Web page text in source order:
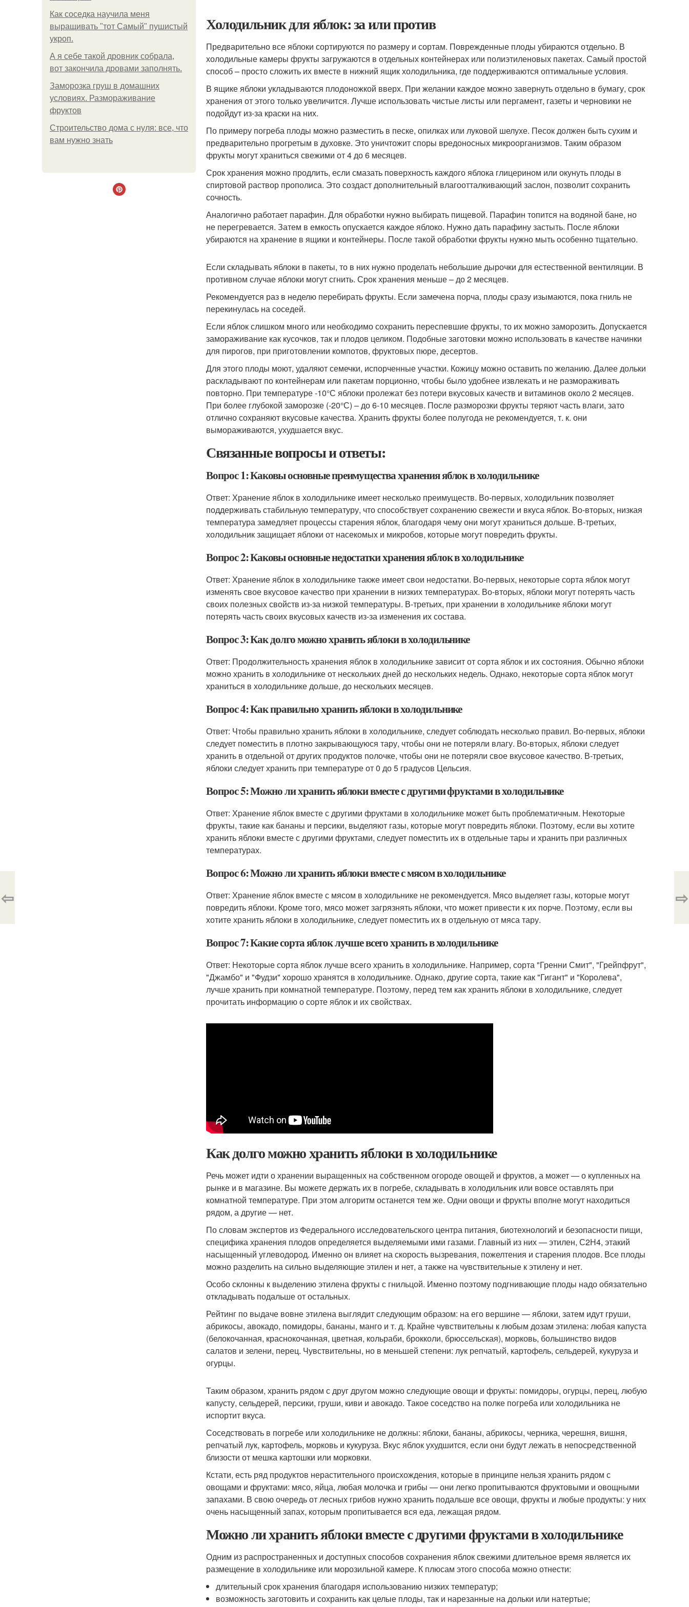
Как соседка научила меня
выращивать "тот Самый" пушистый
укроп.
А я себе такой дровник собрала,
вот закончила дровами заполнять.
Заморозка груш в домашних
условиях. Размораживание
фруктов
Строительство дома с нуля: все, что
вам нужно знать
Холодильник для яблок: за или против
Предварительно все яблоки сортируются по размеру и сортам. Поврежденные плоды убираются отдельно. В
холодильные камеры фрукты загружаются в отдельных контейнерах или полиэтиленовых пакетах. Самый простой
способ – просто сложить их вместе в нижний ящик холодильника, где поддерживаются оптимальные условия.
В ящике яблоки укладываются плодоножкой вверх. При желании каждое можно завернуть отдельно в бумагу, срок
хранения от этого только увеличится. Лучше использовать чистые листы или пергамент, газеты и черновики не
подойдут из-за краски на них.
По примеру погреба плоды можно разместить в песке, опилках или луковой шелухе. Песок должен быть сухим и
предварительно прогретым в духовке. Это уничтожит споры вредоносных микроорганизмов. Таким образом
фрукты могут храниться свежими от 4 до 6 месяцев.
Срок хранения можно продлить, если смазать поверхность каждого яблока глицерином или окунуть плоды в
спиртовой раствор прополиса. Это создаст дополнительный влагоотталкивающий заслон, позволит сохранить
сочность.
Аналогично работает парафин. Для обработки нужно выбирать пищевой. Парафин топится на водяной бане, но
не перегревается. Затем в емкость опускается каждое яблоко. Нужно дать парафину застыть. После яблоки
убираются на хранение в ящики и контейнеры. После такой обработки фрукты нужно мыть особенно тщательно.
Если складывать яблоки в пакеты, то в них нужно проделать небольшие дырочки для естественной вентиляции. В
противном случае яблоки могут сгнить. Срок хранения меньше – до 2 месяцев.
Рекомендуется раз в неделю перебирать фрукты. Если замечена порча, плоды сразу изымаются, пока гниль не
перекинулась на соседей.
Если яблок слишком много или необходимо сохранить переспевшие фрукты, то их можно заморозить. Допускается
замораживание как кусочков, так и плодов целиком. Подобные заготовки можно использовать в качестве начинки
для пирогов, при приготовлении компотов, фруктовых пюре, десертов.
Для этого плоды моют, удаляют семечки, испорченные участки. Кожицу можно оставить по желанию. Далее дольки
раскладывают по контейнерам или пакетам порционно, чтобы было удобнее извлекать и не размораживать
повторно. При температуре -10°С яблоки пролежат без потери вкусовых качеств и витаминов около 2 месяцев.
При более глубокой заморозке (-20°С) – до 6-10 месяцев. После разморозки фрукты теряют часть влаги, зато
отлично сохраняют вкусовые качества. Хранить фрукты более полугода не рекомендуется, т. к. они
вымораживаются, ухудшается вкус.
Связанные вопросы и ответы:
Вопрос 1: Каковы основные преимущества хранения яблок в холодильнике
Ответ: Хранение яблок в холодильнике имеет несколько преимуществ. Во-первых, холодильник позволяет
поддерживать стабильную температуру, что способствует сохранению свежести и вкуса яблок. Во-вторых, низкая
температура замедляет процессы старения яблок, благодаря чему они могут храниться дольше. В-третьих,
холодильник защищает яблоки от насекомых и микробов, которые могут повредить фрукты.
Вопрос 2: Каковы основные недостатки хранения яблок в холодильнике
Ответ: Хранение яблок в холодильнике также имеет свои недостатки. Во-первых, некоторые сорта яблок могут
изменять свое вкусовое качество при хранении в низких температурах. Во-вторых, яблоки могут потерять часть
своих полезных свойств из-за низкой температуры. В-третьих, при хранении в холодильнике яблоки могут
потерять часть своих вкусовых качеств из-за изменения их состава.
Вопрос 3: Как долго можно хранить яблоки в холодильнике
Ответ: Продолжительность хранения яблок в холодильнике зависит от сорта яблок и их состояния. Обычно яблоки
можно хранить в холодильнике от нескольких дней до нескольких недель. Однако, некоторые сорта яблок могут
храниться в холодильнике дольше, до нескольких месяцев.
Вопрос 4: Как правильно хранить яблоки в холодильнике
Ответ: Чтобы правильно хранить яблоки в холодильнике, следует соблюдать несколько правил. Во-первых, яблоки
следует поместить в плотно закрывающуюся тару, чтобы они не потеряли влагу. Во-вторых, яблоки следует
хранить в отдельной от других продуктов полочке, чтобы они не потеряли свое вкусовое качество. В-третьих,
яблоки следует хранить при температуре от 0 до 5 градусов Цельсия.
Вопрос 5: Можно ли хранить яблоки вместе с другими фруктами в холодильнике
Ответ: Хранение яблок вместе с другими фруктами в холодильнике может быть проблематичным. Некоторые
фрукты, такие как бананы и персики, выделяют газы, которые могут повредить яблоки. Поэтому, если вы хотите
хранить яблоки вместе с другими фруктами, следует поместить их в отдельные тары и хранить при различных
температурах.
Вопрос 6: Можно ли хранить яблоки вместе с мясом в холодильнике
Ответ: Хранение яблок вместе с мясом в холодильнике не рекомендуется. Мясо выделяет газы, которые могут
повредить яблоки. Кроме того, мясо может загрязнять яблоки, что может привести к их порче. Поэтому, если вы
хотите хранить яблоки в холодильнике, следует поместить их в отдельную от мяса тару.
Вопрос 7: Какие сорта яблок лучше всего хранить в холодильнике
Ответ: Некоторые сорта яблок лучше всего хранить в холодильнике. Например, сорта "Гренни Смит", "Грейпфрут",
"Джамбо" и "Фудзи" хорошо хранятся в холодильнике. Однако, другие сорта, такие как "Гигант" и "Королева",
лучше хранить при комнатной температуре. Поэтому, перед тем как хранить яблоки в холодильнике, следует
прочитать информацию о сорте яблок и их свойствах.
Как долго можно хранить яблоки в холодильнике
Речь может идти о хранении выращенных на собственном огороде овощей и фруктов, а может — о купленных на
рынке и в магазине. Вы можете держать их в погребе, складывать в холодильник или вовсе оставлять при
комнатной температуре. При этом алгоритм останется тем же. Одни овощи и фрукты вполне могут находиться
рядом, а другие — нет.
По словам экспертов из Федерального исследовательского центра питания, биотехнологий и безопасности пищи,
специфика хранения плодов определяется выделяемыми ими газами. Главный из них — этилен, С2Н4, этакий
насыщенный углеводород. Именно он влияет на скорость вызревания, пожелтения и старения плодов. Все плоды
можно разделить на сильно выделяющие этилен и нет, а также на чувствительные к этилену и нет.
Особо склонны к выделению этилена фрукты с гнильцой. Именно поэтому подгнивающие плоды надо обязательно
откладывать подальше от остальных.
Рейтинг по выдаче вовне этилена выглядит следующим образом: на его вершине — яблоки, затем идут груши,
абрикосы, авокадо, помидоры, бананы, манго и т. д. Крайне чувствительны к любым дозам этилена: любая капуста
(белокочанная, краснокочанная, цветная, кольраби, брокколи, брюссельская), морковь, большинство видов
салатов и зелени, перец. Чувствительны, но в меньшей степени: лук репчатый, картофель, сельдерей, кукуруза и
огурцы.
Таким образом, хранить рядом с друг другом можно следующие овощи и фрукты: помидоры, огурцы, перец, любую
капусту, сельдерей, персики, груши, киви и авокадо. Такое соседство на полке погреба или холодильника не
испортит вкуса.
Соседствовать в погребе или холодильнике не должны: яблоки, бананы, абрикосы, черника, черешня, вишня,
репчатый лук, картофель, морковь и кукуруза. Вкус яблок ухудшится, если они будут лежать в непосредственной
близости от мешка картошки или морковки.
Кстати, есть ряд продуктов нерастительного происхождения, которые в принципе нельзя хранить рядом с
овощами и фруктами: мясо, яйца, любая молочка и грибы — они легко пропитываются фруктовыми и овощными
запахами. В свою очередь от лесных грибов нужно хранить подальше все овощи, фрукты и любые продукты: у них
очень насыщенный запах, которым пропитывается вся еда, лежащая рядом.
Можно ли хранить яблоки вместе с другими фруктами в холодильнике
Одним из распространенных и доступных способов сохранения яблок свежими длительное время является их
размещение в холодильнике или морозильной камере. К плюсам этого способа можно отнести:
длительный срок хранения благодаря использованию низких температур;
возможность заготовить и сохранить как целые плоды, так и нарезанные на дольки или натертые;
⇦ ⇨